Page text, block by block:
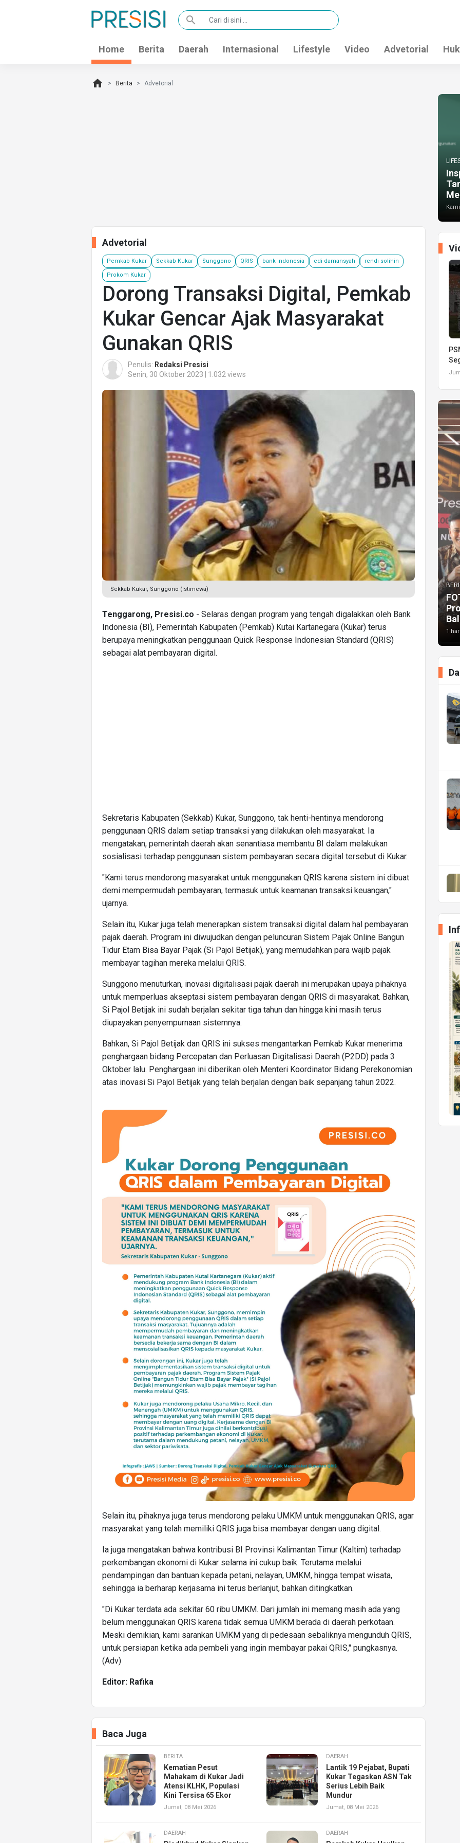
search
Home Berita Daerah Internasional Lifestyle Video Advetorial
home Berita Advetorial
Advetorial
Pemkab Kukar Sekkab Kukar Sunggono QRIS bank indonesia edi damansyah rendi solihin
Prokom Kukar
Dorong Transaksi Digital, Pemkab
Kukar Gencar Ajak Masyarakat
Gunakan QRIS
Penulis: Redaksi Presisi
Senin, 30 Oktober 2023 | 1.032 views
Sekkab Kukar, Sunggono (Istimewa)
Tenggarong, Presisi.co - Selaras dengan program yang tengah digalakkan oleh Bank
Indonesia (BI), Pemerintah Kabupaten (Pemkab) Kutai Kartanegara (Kukar) terus
berupaya meningkatkan penggunaan Quick Response Indonesian Standard (QRIS)
sebagai alat pembayaran digital.
Sekretaris Kabupaten (Sekkab) Kukar, Sunggono, tak henti-hentinya mendorong
penggunaan QRIS dalam setiap transaksi yang dilakukan oleh masyarakat. Ia
mengatakan, pemerintah daerah akan senantiasa membantu BI dalam melakukan
sosialisasi terhadap penggunaan sistem pembayaran secara digital tersebut di Kukar.
"Kami terus mendorong masyarakat untuk menggunakan QRIS karena sistem ini dibuat
demi mempermudah pembayaran, termasuk untuk keamanan transaksi keuangan,"
ujarnya.
Selain itu, Kukar juga telah menerapkan sistem transaksi digital dalam hal pembayaran
pajak daerah. Program ini diwujudkan dengan peluncuran Sistem Pajak Online Bangun
Tidur Etam Bisa Bayar Pajak (Si Pajol Betijak), yang memudahkan para wajib pajak
membayar tagihan mereka melalui QRIS.
Sunggono menuturkan, inovasi digitalisasi pajak daerah ini merupakan upaya pihaknya
untuk memperluas akseptasi sistem pembayaran dengan QRIS di masyarakat. Bahkan,
Si Pajol Betijak ini sudah berjalan sekitar tiga tahun dan hingga kini masih terus
diupayakan penyempurnaan sistemnya.
Bahkan, Si Pajol Betijak dan QRIS ini sukses mengantarkan Pemkab Kukar menerima
penghargaan bidang Percepatan dan Perluasan Digitalisasi Daerah (P2DD) pada 3
Oktober lalu. Penghargaan ini diberikan oleh Menteri Koordinator Bidang Perekonomian
atas inovasi Si Pajol Betijak yang telah berjalan dengan baik sepanjang tahun 2022.
Selain itu, pihaknya juga terus mendorong pelaku UMKM untuk menggunakan QRIS, agar
masyarakat yang telah memiliki QRIS juga bisa membayar dengan uang digital.
Ia juga mengatakan bahwa kontribusi BI Provinsi Kalimantan Timur (Kaltim) terhadap
perkembangan ekonomi di Kukar selama ini cukup baik. Terutama melalui
pendampingan dan bantuan kepada petani, nelayan, UMKM, hingga tempat wisata,
sehingga ia berharap kerjasama ini terus berlanjut, bahkan ditingkatkan.
"Di Kukar terdata ada sekitar 60 ribu UMKM. Dari jumlah ini memang masih ada yang
belum menggunakan QRIS karena tidak semua UMKM berada di daerah perkotaan.
Meski demikian, kami sarankan UMKM yang di pedesaan sebaliknya mengunduh QRIS,
untuk persiapan ketika ada pembeli yang ingin membayar pakai QRIS," pungkasnya.
(Adv)
Editor: Rafika
Baca Juga
BERITA
Kematian Pesut
Mahakam di Kukar Jadi
Atensi KLHK, Populasi
Kini Tersisa 65 Ekor
Jumat, 08 Mei 2026
DAERAH
Lantik 19 Pejabat, Bupati
Kukar Tegaskan ASN Tak
Serius Lebih Baik
Mundur
Jumat, 08 Mei 2026
DAERAH DAERAH
1